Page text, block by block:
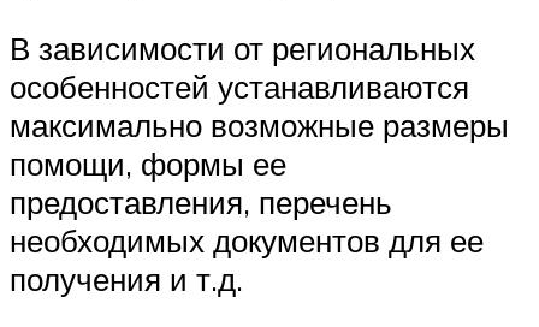
В зависимости от региональных
особенностей устанавливаются
максимально возможные размеры
помощи, формы ее
предоставления, перечень
необходимых документов для ее
получения и т.д.